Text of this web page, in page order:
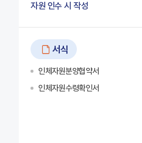
자원 인수 시 작성
서식
인체자원분양협약서
인체자원수령확인서